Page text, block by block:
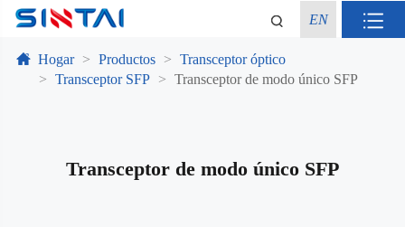
EN
Hogar Productos
Transceptor óptico
Transceptor SFP
Transceptor de modo único SFP
Transceptor de modo único SFP